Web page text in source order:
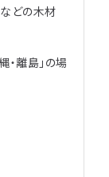
などの木材
・離島」の場